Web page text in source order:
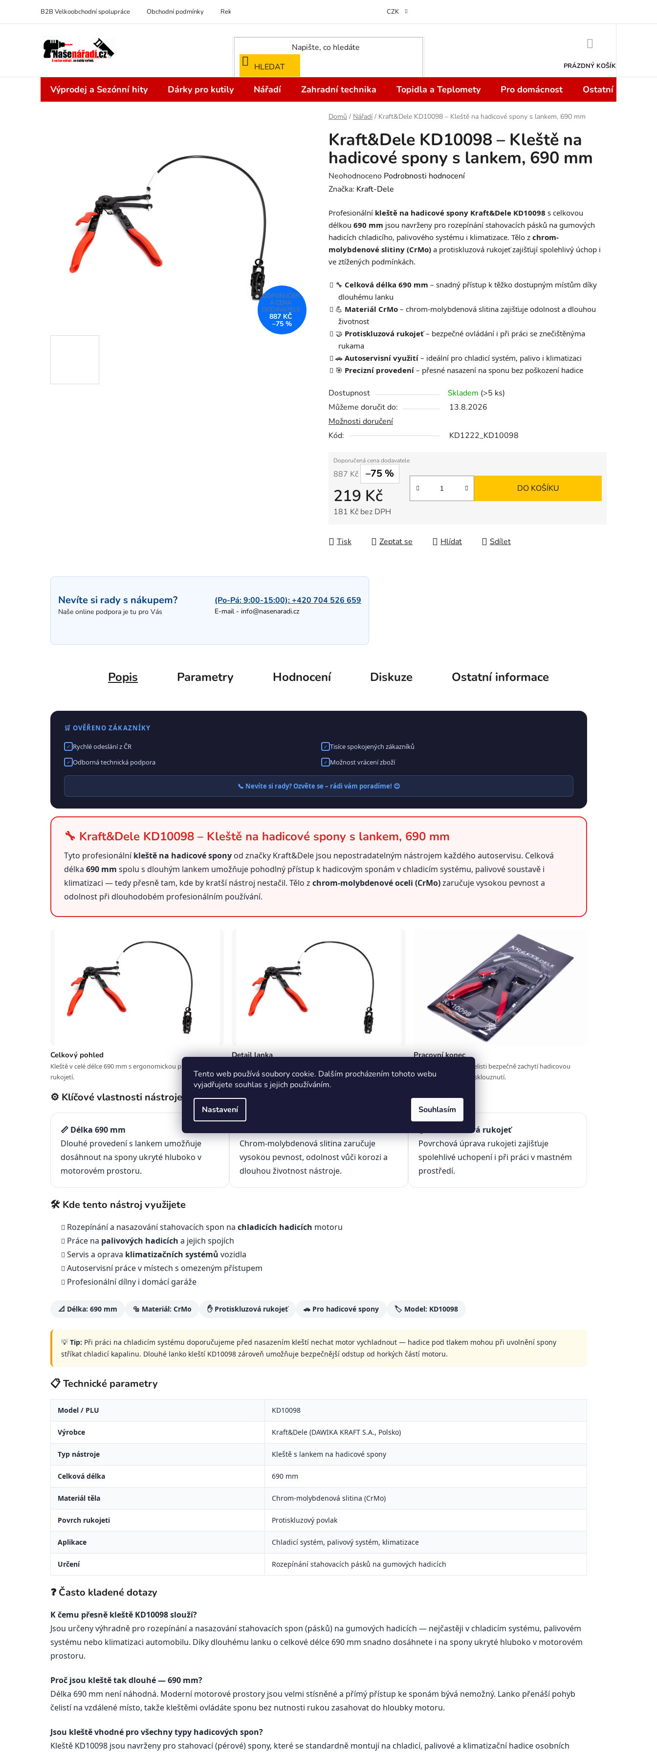
Tento web používá soubory cookie. Dalším procházením tohoto webu
vyjadřujete souhlas s jejich používáním.
Nastavení Souhlasím
obsah
B2B Velkoobchodní spolupráce Obchodní podmínky Reklamace Odstoupení od kupní smlouvy do 14 dní
CZK
HLEDAT PRÁZDNÝ KOŠÍK
Výprodej a Sezónní hity Dárky pro kutily Nářadí Zahradní technika Topidla a Teplomety Pro domácnost Ostatní
Domů / Nářadí / Kraft&Dele KD10098 – Kleště na hadicové spony s lankem, 690 mm
Kraft&Dele KD10098 – Kleště na
hadicové spony s lankem, 690 mm
Průměrné
hodnocení
je
0,0
z
5
hvězdiček.
Neohodnoceno Podrobnosti hodnocení
Značka: Kraft-Dele
Profesionální kleště na hadicové spony Kraft&Dele KD10098 s celkovou
délkou 690 mm jsou navrženy pro rozepínání stahovacích pásků na gumových
hadicích chladicího, palivového systému i klimatizace. Tělo z chrom-
molybdenové slitiny (CrMo) a protiskluzová rukojeť zajišťují spolehlivý úchop i
ve ztížených podmínkách.
🔧 Celková délka 690 mm – snadný přístup k těžko dostupným místům díky
dlouhému lanku
💪 Materiál CrMo – chrom-molybdenová slitina zajišťuje odolnost a dlouhou
životnost
🤝 Protiskluzová rukojeť– bezpečné ovládání i při práci se znečištěnýma
rukama
🚗 Autoservisní využití – ideální pro chladicí systém, palivo i klimatizaci
🎯 Precizní provedení – přesné nasazení na sponu bez poškození hadice
Dostupnost Skladem (>5 ks)
Můžeme doručit do:
13.8.2026
Možnosti doručení
Kód:
KD1222_KD10098
887 Kč –75 %
219 Kč
181 Kč bez DPH
DO KOŠÍKU
Tisk Zeptat se Hlídat Sdílet
887 KČ
–75 %
Nevíte si rady s nákupem?
Naše online podpora je tu pro Vás
(Po-Pá: 9:00-15:00):+420 704 526 659
E-mail - info@nasenaradi.cz
Popis Parametry Hodnocení Diskuze Ostatní informace
🛒 OVĚŘENO ZÁKAZNÍKY
✓ Rychlé odeslání z ČR ✓ Tisíce spokojených zákazníků
✓ Odborná technická podpora ✓ Možnost vrácení zboží
📞 Nevíte si rady? Ozvěte se – rádi vám poradíme! 😊
🔧 Kraft&Dele KD10098 – Kleště na hadicové spony s lankem, 690 mm
Tyto profesionálníkleště na hadicové spony od značky Kraft&Dele jsou nepostradatelným nástrojem každého autoservisu. Celková
délka 690 mm spolu s dlouhým lankem umožňuje pohodlný přístup k hadicovým sponám v chladicím systému, palivové soustavě i
klimatizaci — tedy přesně tam, kde by kratší nástroj nestačil. Tělo z chrom-molybdenové oceli (CrMo)zaručuje vysokou pevnost a
odolnost při dlouhodobém profesionálním používání.
Celkový pohled
Kleště v celé délce 690 mm s ergonomickou protiskluzovou
rukojetí.
Detail lanka
dostupných místech motoru.
Pracovní konec
Precizně tvarované čelisti bezpečně zachytí hadicovou
sponu a brání jejímu sklouznutí.
⚙️ Klíčové vlastnosti nástroje
📏 Délka 690 mm
Dlouhé provedení s lankem umožňuje
dosáhnout na spony ukryté hluboko v
motorovém prostoru.
Chrom-molybdenová slitina zaručuje
vysokou pevnost, odolnost vůči korozi a
dlouhou životnost nástroje.
✋ Protiskluzová rukojeť
Povrchová úprava rukojeti zajišťuje
spolehlivé uchopení i při práci v mastném
prostředí.
🛠️ Kde tento nástroj využijete
Rozepínání a nasazování stahovacích spon na chladicích hadicích motoru
Práce na palivových hadicích a jejich spojích
Servis a oprava klimatizačních systémů vozidla
Autoservisní práce v místech s omezeným přístupem
Profesionální dílny i domácí garáže
📐 Délka: 690 mm 🔩 Materiál: CrMo ✋ Protiskluzová rukojeť 🚗 Pro hadicové spony 🏷️ Model: KD10098
💡 Tip: Při práci na chladicím systému doporučujeme před nasazením kleští nechat motor vychladnout — hadice pod tlakem mohou při uvolnění spony
stříkat chladicí kapalinu. Dlouhé lanko kleští KD10098 zároveň umožňuje bezpečnější odstup od horkých částí motoru.
📋 Technické parametry
Model / PLU KD10098
Výrobce Kraft&Dele (DAWIKA KRAFT S.A., Polsko)
Typ nástroje Kleště s lankem na hadicové spony
Celková délka 690 mm
Materiál těla Chrom-molybdenová slitina (CrMo)
Povrch rukojeti Protiskluzový povlak
Aplikace Chladicí systém, palivový systém, klimatizace
Určení Rozepínání stahovacích pásků na gumových hadicích
❓ Často kladené dotazy
K čemu přesně kleště KD10098 slouží?
Jsou určeny výhradně pro rozepínání a nasazování stahovacích spon (pásků) na gumových hadicích — nejčastěji v chladicím systému, palivovém
systému nebo klimatizaci automobilu. Díky dlouhému lanku o celkové délce 690 mm snadno dosáhnete i na spony ukryté hluboko v motorovém
prostoru.
Proč jsou kleště tak dlouhé — 690 mm?
Délka 690 mm není náhodná. Moderní motorové prostory jsou velmi stísněné a přímý přístup ke sponám bývá nemožný. Lanko přenáší pohyb
čelistí na vzdálené místo, takže kleštěmi ovládáte sponu bez nutnosti rukou zasahovat do hloubky motoru.
Jsou kleště vhodné pro všechny typy hadicových spon?
Kleště KD10098 jsou navrženy pro stahovací (pérové) spony, které se standardně montují na chladicí, palivové a klimatizační hadice osobních